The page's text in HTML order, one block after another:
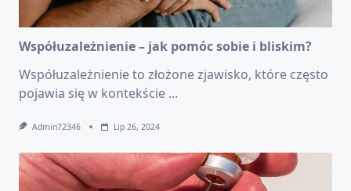
Współuzależnienie – jak pomóc sobie i bliskim?
Współuzależnienie to złożone zjawisko, które często
pojawia się w kontekście ...
Admin72346 Lip 26, 2024